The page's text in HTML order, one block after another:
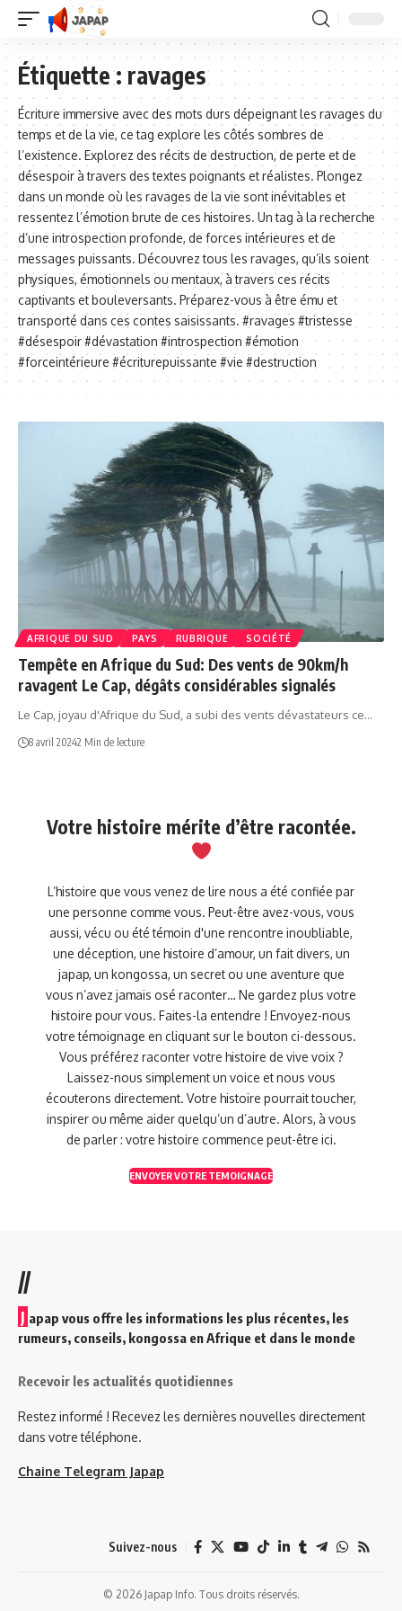
Étiquette :ravages
Écriture immersive avec des mots durs dépeignant les ravages du
temps et de la vie, ce tag explore les côtés sombres de
l’existence. Explorez des récits de destruction, de perte et de
désespoir à travers des textes poignants et réalistes. Plongez
dans un monde où les ravages de la vie sont inévitables et
ressentez l’émotion brute de ces histoires. Un tag à la recherche
d’une introspection profonde, de forces intérieures et de
messages puissants. Découvrez tous les ravages, qu’ils soient
physiques, émotionnels ou mentaux, à travers ces récits
captivants et bouleversants. Préparez-vous à être ému et
transporté dans ces contes saisissants. #ravages #tristesse
#désespoir #dévastation #introspection #émotion
#forceintérieure #écriturepuissante #vie #destruction
AFRIQUE DU‍ SUD PAYS RUBRIQUE SOCIÉTÉ
Tempête en Afrique du Sud: Des vents de 90km/h
ravagent Le Cap, dégâts considérables signalés
Le Cap, joyau d'Afrique du Sud, a subi des vents dévastateurs ce…
8 avril 20242 Min de lecture
Votre histoire mérite d’être racontée.
L’histoire que vous venez de lire nous a été confiée par
une personne comme vous. Peut-être avez-vous, vous
aussi, vécu ou été témoin d'une rencontre inoubliable,
une déception, une histoire d’amour, un fait divers, un
japap, un kongossa, un secret ou une aventure que
vous n’avez jamais osé raconter… Ne gardez plus votre
histoire pour vous. Faites-la entendre ! Envoyez-nous
votre témoignage en cliquant sur le bouton ci-dessous.
Vous préférez raconter votre histoire de vive voix ?
Laissez-nous simplement un voice et nous vous
écouterons directement. Votre histoire pourrait toucher,
inspirer ou même aider quelqu’un d’autre. Alors, à vous
de parler : votre histoire commence peut-être ici.
ENVOYER VOTRE TEMOIGNAGE
//
J apap vous offre les informations les plus récentes, les
rumeurs, conseils, kongossa en Afrique et dans le monde
Recevoir les actualités quotidiennes
Restez informé ! Recevez les dernières nouvelles directement
dans votre téléphone.
Chaine Telegram Japap
Suivez-nous
© 2026 Japap Info. Tous droits réservés.